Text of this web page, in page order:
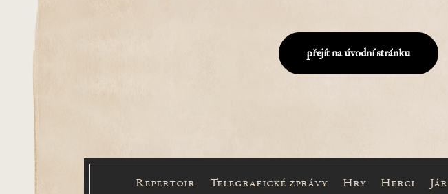
přejít na úvodní stránku
Repertoir Telegrafické zprávy Hry Herci